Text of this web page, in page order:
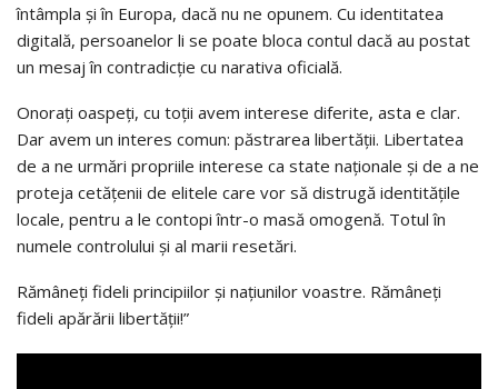
întâmpla și în Europa, dacă nu ne opunem. Cu identitatea
digitală, persoanelor li se poate bloca contul dacă au postat
un mesaj în contradicție cu narativa oficială.
Onorați oaspeți, cu toții avem interese diferite, asta e clar.
Dar avem un interes comun: păstrarea libertății. Libertatea
de a ne urmări propriile interese ca state naționale și de a ne
proteja cetățenii de elitele care vor să distrugă identitățile
locale, pentru a le contopi într-o masă omogenă. Totul în
numele controlului și al marii resetări.
Rămâneți fideli principiilor și națiunilor voastre. Rămâneți
fideli apărării libertății!”